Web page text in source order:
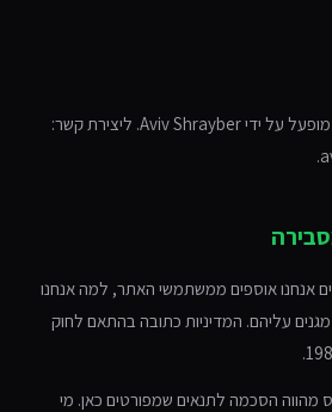
האתר avivshrayber.com מופעל על ידי Aviv Shrayber. ליצירת קשר:
אנחנו אוספים ממשתמשי האתר, למה אנחנו
עליהם. המדיניות כתובה בהתאם לחוק
מהווה הסכמה לתנאים שמפורטים כאן. מי